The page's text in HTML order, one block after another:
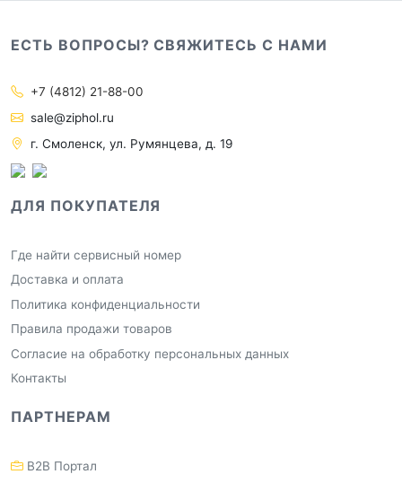
ЕСТЬ ВОПРОСЫ? СВЯЖИТЕСЬ С НАМИ
+7 (4812) 21-88-00
sale@ziphol.ru
г. Смоленск, ул. Румянцева, д. 19
ДЛЯ ПОКУПАТЕЛЯ
Где найти сервисный номер
Доставка и оплата
Политика конфиденциальности
Правила продажи товаров
Согласие на обработку персональных данных
Контакты
ПАРТНЕРАМ
B2B Портал